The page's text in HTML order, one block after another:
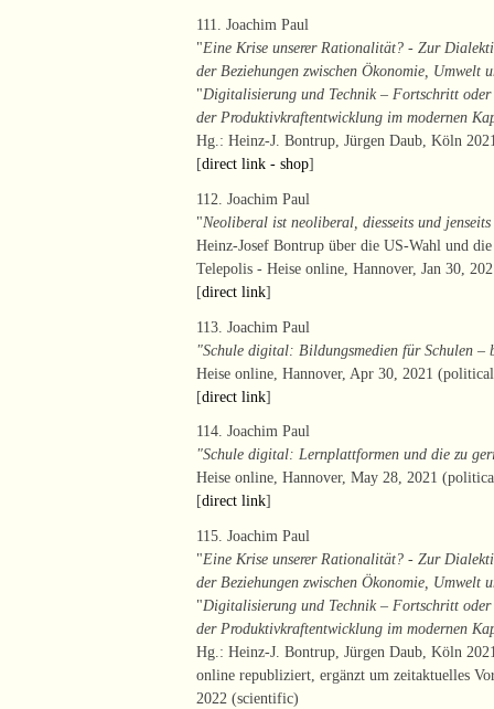
111. Joachim Paul
"Eine Krise unserer Rationalität? - Zur
der Beziehungen zwischen Ökonomie, Umwelt
"Digitalisierung und Technik – Fortschritt
der Produktivkraftentwicklung im modernen
Hg.: Heinz-J. Bontrup, Jürgen Daub, Köln
[direct link - shop]
112. Joachim Paul
"Neoliberal ist neoliberal, diesseits und
Heinz-Josef Bontrup über die US-Wahl und
Telepolis - Heise online, Hannover, Jan 30,
[direct link]
113. Joachim Paul
"Schule digital: Bildungsmedien für Schulen –
Heise online, Hannover, Apr 30, 2021
[direct link]
114. Joachim Paul
"Schule digital: Lernplattformen und die zu
Heise online, Hannover, May 28, 2021
[direct link]
115. Joachim Paul
"Eine Krise unserer Rationalität? - Zur
der Beziehungen zwischen Ökonomie, Umwelt
"Digitalisierung und Technik – Fortschritt
der Produktivkraftentwicklung im modernen
Hg.: Heinz-J. Bontrup, Jürgen Daub, Köln
online republiziert, ergänzt um zeitaktuelles
2022 (scientific)